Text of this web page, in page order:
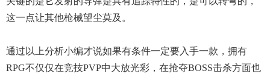
这一点让其他枪械望尘莫及。
通过以上分析小编才说如果有条件一定要入手一款，拥有
RPG不仅仅在竞技PVP中大放光彩，在抢夺BOSS击杀方面也